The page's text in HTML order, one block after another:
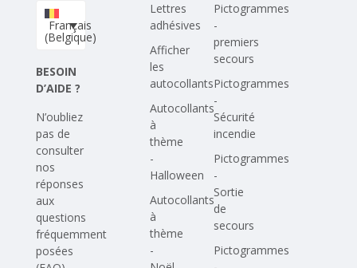
Téléchargez votre propre conception
Corona Covid-19
Français
(Belgique)
BESOIN
D’AIDE ?
N’oubliez
pas de
consulter
nos
réponses
aux
questions
fréquemment
posées
Lettres
adhésives
Afficher
les
autocollants
Autocollants
à
thème
-
Halloween
Autocollants
à
thème
-
Pictogrammes
-
premiers
secours
Pictogrammes
-
Sécurité
incendie
Pictogrammes
-
Sortie
de
secours
Pictogrammes